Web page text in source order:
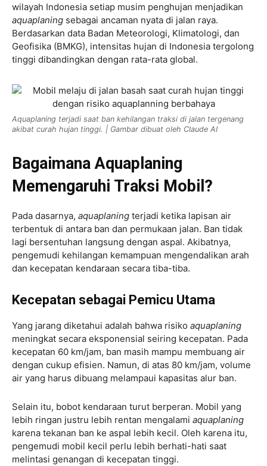
wilayah Indonesia setiap musim penghujan menjadikan
aquaplaning sebagai ancaman nyata di jalan raya.
Berdasarkan data Badan Meteorologi, Klimatologi, dan
Geofisika (BMKG), intensitas hujan di Indonesia tergolong
tinggi dibandingkan dengan rata-rata global.
Aquaplaning terjadi saat ban kehilangan traksi di jalan tergenang
akibat curah hujan tinggi. | Gambar dibuat oleh Claude AI
Bagaimana Aquaplaning
Memengaruhi Traksi Mobil?
Pada dasarnya, aquaplaning terjadi ketika lapisan air
terbentuk di antara ban dan permukaan jalan. Ban tidak
lagi bersentuhan langsung dengan aspal. Akibatnya,
pengemudi kehilangan kemampuan mengendalikan arah
dan kecepatan kendaraan secara tiba-tiba.
Kecepatan sebagai Pemicu Utama
Yang jarang diketahui adalah bahwa risiko aquaplaning
meningkat secara eksponensial seiring kecepatan. Pada
kecepatan 60 km/jam, ban masih mampu membuang air
dengan cukup efisien. Namun, di atas 80 km/jam, volume
air yang harus dibuang melampaui kapasitas alur ban.
Selain itu, bobot kendaraan turut berperan. Mobil yang
lebih ringan justru lebih rentan mengalami aquaplaning
karena tekanan ban ke aspal lebih kecil. Oleh karena itu,
pengemudi mobil kecil perlu lebih berhati-hati saat
melintasi genangan di kecepatan tinggi.